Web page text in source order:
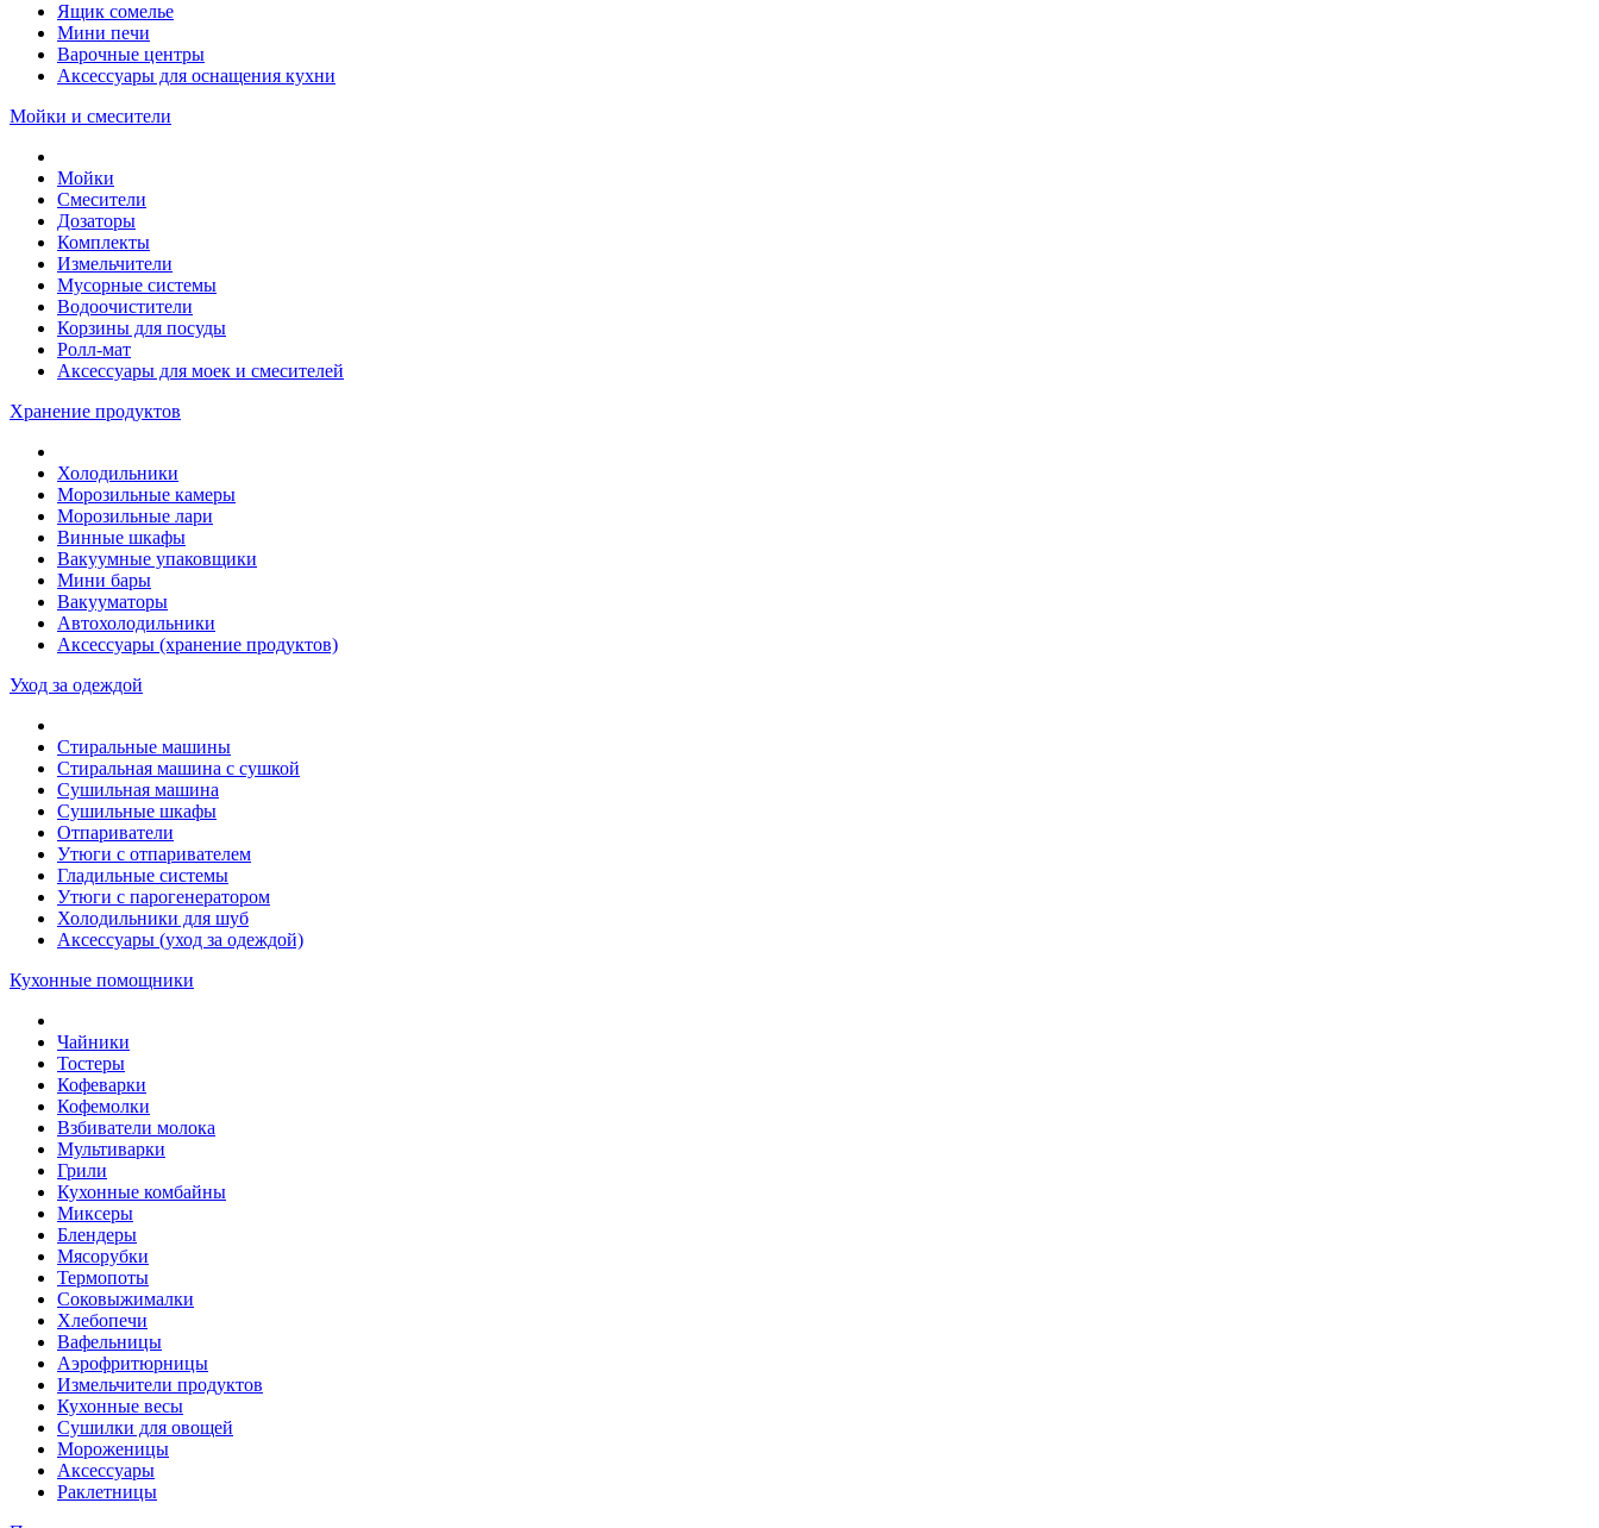
Ящик сомелье
Мини печи
Варочные центры
Аксессуары для оснащения кухни
Мойки и смесители
Мойки
Смесители
Дозаторы
Комплекты
Измельчители
Мусорные системы
Водоочистители
Корзины для посуды
Ролл-мат
Аксессуары для моек и смесителей
Хранение продуктов
Холодильники
Морозильные камеры
Морозильные лари
Винные шкафы
Вакуумные упаковщики
Мини бары
Вакууматоры
Автохолодильники
Аксессуары (хранение продуктов)
Уход за одеждой
Стиральные машины
Стиральная машина с сушкой
Сушильная машина
Сушильные шкафы
Отпариватели
Утюги с отпаривателем
Гладильные системы
Утюги с парогенератором
Холодильники для шуб
Аксессуары (уход за одеждой)
Кухонные помощники
Чайники
Тостеры
Кофеварки
Кофемолки
Взбиватели молока
Мультиварки
Грили
Кухонные комбайны
Mиксеры
Блендеры
Мясорубки
Термопоты
Соковыжималки
Хлебопечи
Вафельницы
Аэрофритюрницы
Измельчители продуктов
Кухонные весы
Сушилки для овощей
Мороженицы
Аксессуары
Раклетницы